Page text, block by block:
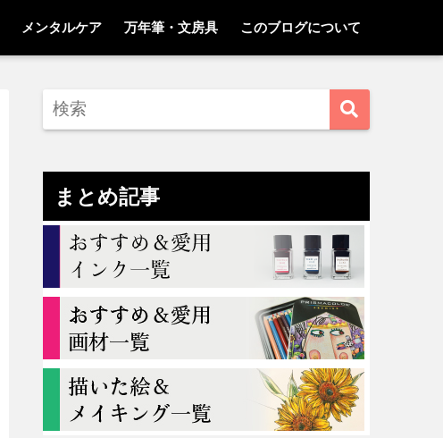
メンタルケア 万年筆・文房具 このブログについて
まとめ記事